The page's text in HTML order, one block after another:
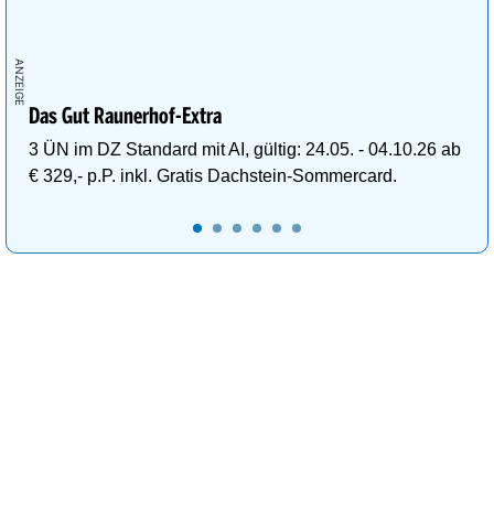
Das Gut Raunerhof-Extra
3 ÜN im DZ Standard mit AI, gültig: 24.05. - 04.10.26 ab
€ 329,- p.P. inkl. Gratis Dachstein-Sommercard.